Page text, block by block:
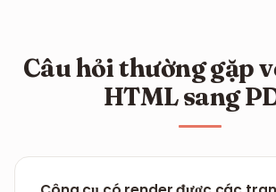
Câu hỏi thường gặp
HTML sang